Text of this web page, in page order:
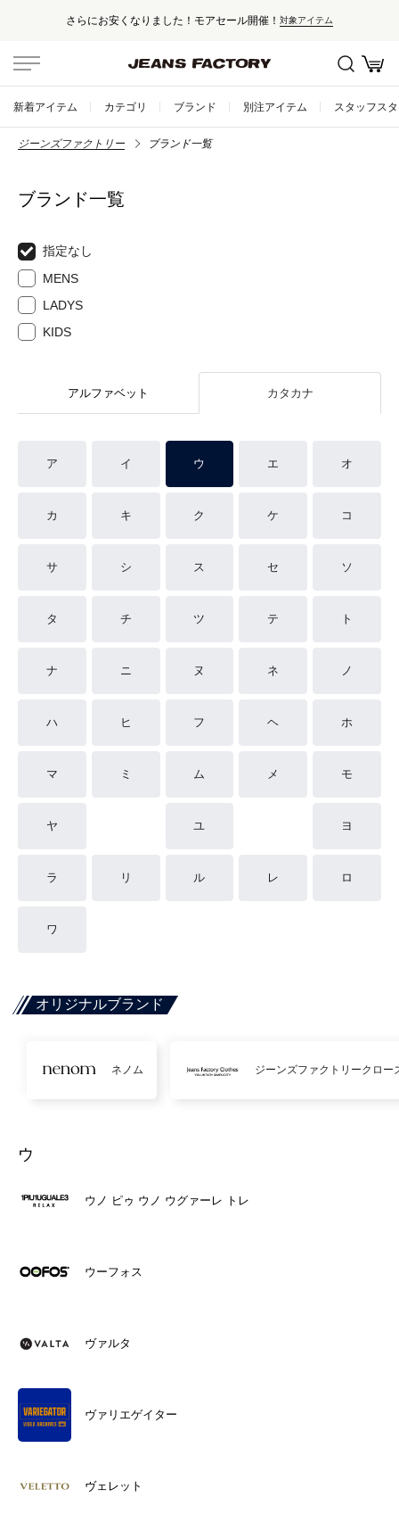
さらにお安くなりました！モアセール開催！ 対象アイテム
新着アイテム カテゴリ ブランド 別注アイテム スタッフス
ジーンズファクトリー ブランド一覧
ブランド一覧
指定なし
MENS
LADYS
KIDS
アルファベット カタカナ
ア イ ウ エ オ
カ キ ク ケ コ
サ シ ス セ ソ
タ チ ツ テ ト
ナ ニ ヌ ネ ノ
ハ ヒ フ ヘ ホ
マ ミ ム メ モ
ヤ ユ ヨ
ラ リ ル レ ロ
ワ
オリジナルブランド
ネノム ジーンズファクトリークロー
ウ
ウノ ピゥ ウノ ウグァーレ トレ
ウーフォス
ヴァルタ
ヴァリエゲイター
ヴェレット